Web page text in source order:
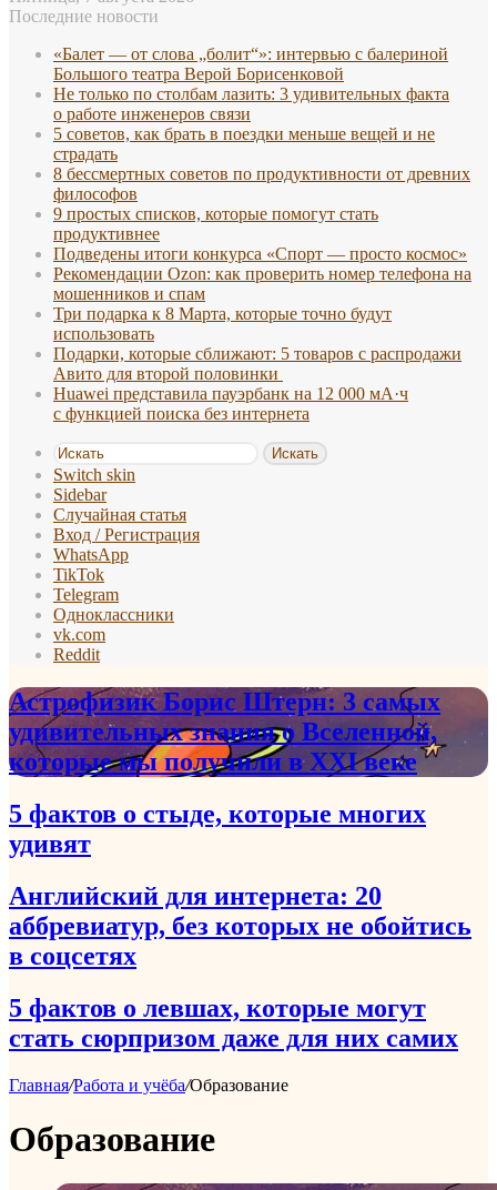
Последние новости
«Балет — от слова „болит“»: интервью с балериной
Большого театра Верой Борисенковой
Не только по столбам лазить: 3 удивительных факта
о работе инженеров связи
5 советов, как брать в поездки меньше вещей и не
страдать
8 бессмертных советов по продуктивности от древних
философов
9 простых списков, которые помогут стать
продуктивнее
Подведены итоги конкурса «Спорт — просто космос»
Рекомендации Ozon: как проверить номер телефона на
мошенников и спам
Три подарка к 8 Марта, которые точно будут
использовать
Подарки, которые сближают: 5 товаров с распродажи
Авито для второй половинки
Huawei представила пауэрбанк на 12 000 мА·ч
с функцией поиска без интернета
Искать
Switch skin
Sidebar
Случайная статья
Вход / Регистрация
WhatsApp
TikTok
Telegram
Одноклассники
vk.com
Reddit
Астрофизик Борис Штерн: 3 самых
удивительных знания о Вселенной,
которые мы получили в XXI веке
5 фактов о стыде, которые многих
удивят
Английский для интернета: 20
аббревиатур, без которых не обойтись
в соцсетях
5 фактов о левшах, которые могут
стать сюрпризом даже для них самих
Главная/Работа и учёба/Образование
Образование